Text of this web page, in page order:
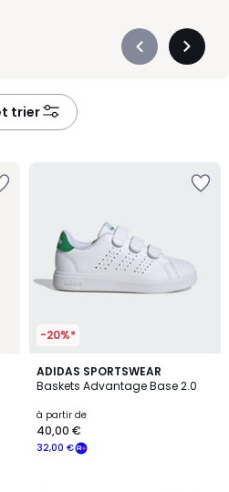
Précédent
trier
-20%*
ADIDAS SPORTSWEAR
Baskets Advantage Base 2.0
à partir de
32,00 €
40,00 €
4,8
/ 5
7
Couleurs